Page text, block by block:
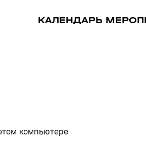
КАЛЕНДАРЬ
компьютере